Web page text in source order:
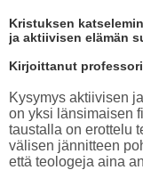
Kristuksen
ja aktiivisen elämän
Kirjoittanut
Kysymys aktiivisen
on yksi länsimaisen
taustalla on erottelu
välisen jännitteen
että teologeja aina